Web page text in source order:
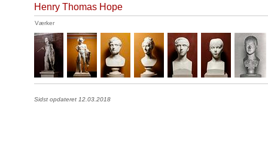
Henry Thomas Hope
Værker
Sidst opdateret 12.03.2018